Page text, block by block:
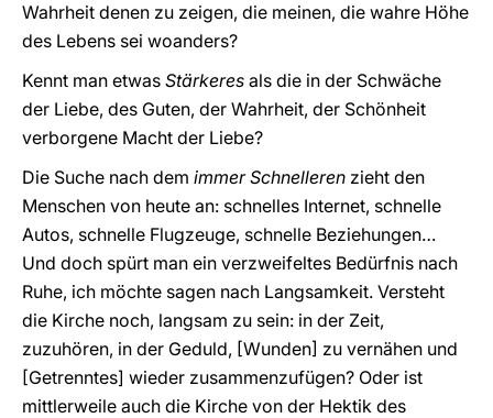
Wahrheit denen zu zeigen, die meinen, die wahre Höhe
des Lebens sei woanders?
Kennt man etwas Stärkeres als die in der Schwäche
der Liebe, des Guten, der Wahrheit, der Schönheit
verborgene Macht der Liebe?
Die Suche nach dem immer Schnelleren zieht den
Menschen von heute an: schnelles Internet, schnelle
Autos, schnelle Flugzeuge, schnelle Beziehungen…
Und doch spürt man ein verzweifeltes Bedürfnis nach
Ruhe, ich möchte sagen nach Langsamkeit. Versteht
die Kirche noch, langsam zu sein: in der Zeit,
zuzuhören, in der Geduld, [Wunden] zu vernähen und
[Getrenntes] wieder zusammenzufügen? Oder ist
mittlerweile auch die Kirche von der Hektik des